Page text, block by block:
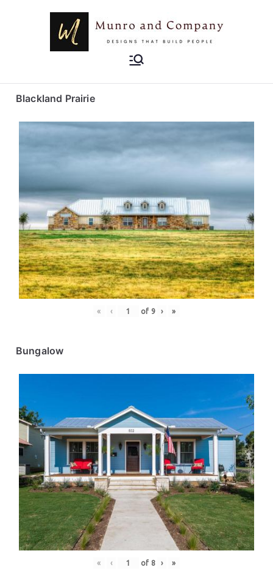
Munro and
Designs that Build People
Blackland Prairie
« ‹ of 9 › »
Bungalow
« ‹ of 8 › »